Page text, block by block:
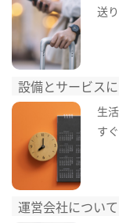
送
設備とサービス
生
す
運営会社について